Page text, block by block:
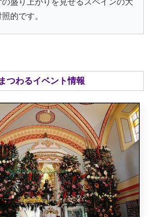
の盛り上がりを見せるスペインの大
的です。
つわるイベント情報